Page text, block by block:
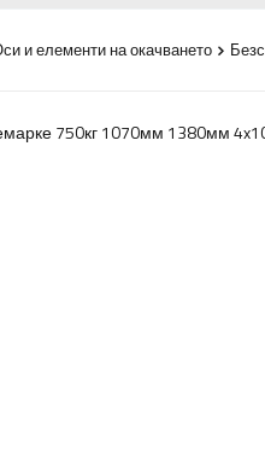
и елементи на окачването